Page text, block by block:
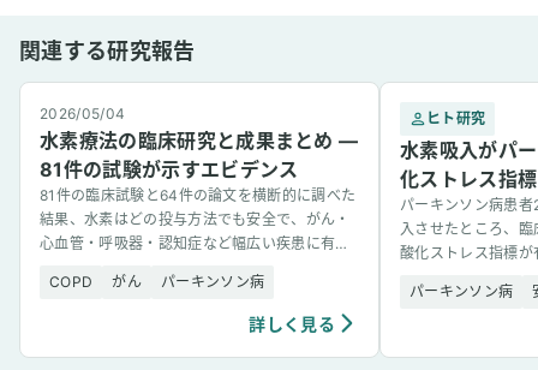
関連する研究報告
2026/05/04
水素療法の臨床研究と成果まとめ —
81件の試験が示すエビデンス
81件の臨床試験と64件の論文を横断的に調べた
結果、水素はどの投与方法でも安全で、がん・
心血管・呼吸器・認知症など幅広い疾患に有望
COPD
がん パーキンソン病
詳しく見る
ヒト研究
水素吸入がパ
化ストレス指
パーキンソン病患
入させたところ、
酸化ストレス指標
パーキンソン病